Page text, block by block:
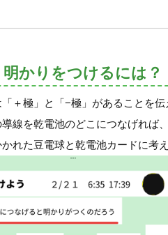
明かりをつけるには？
＋極」と「−極」があることを伝
導線を乾電池のどこにつなげれば
かれた豆電球と乾電池カードに考